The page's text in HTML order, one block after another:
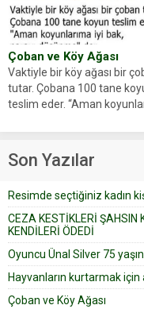
Oyuncumuz ve çok değerli
dostumuz...
Çoban ve Köy Ağası
Vaktiyle bir köy ağası bir
tutar. Çobana 100 tane
teslim eder. “Aman
Çoban koyunları alır gider.
Son Yazılar
Resimde seçtiğiniz kadın
CEZA KESTİKLERİ ŞAHSIN
KENDİLERİ ÖDEDİ
Oyuncu Ünal Silver 75
Hayvanların kurtarmak için
Çoban ve Köy Ağası